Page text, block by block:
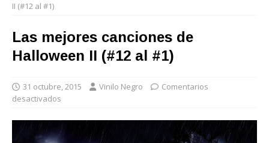
II (#12 al #1)
Las mejores canciones de
Halloween II (#12 al #1)
31 octubre, 2015 Vinilo Negro
Comentarios
desactivados